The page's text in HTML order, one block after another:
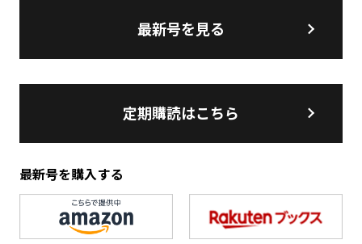
最新号を見る
定期購読はこちら
最新号を購入する